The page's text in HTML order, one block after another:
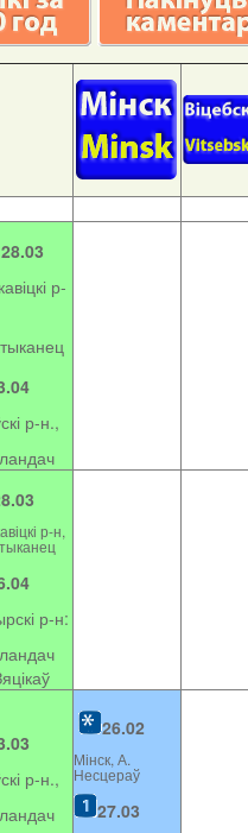
28.03
р-
р-н.,
р-н,
р-н:
р-н.,
26.02
Мінск, А.
Несцераў
27.03